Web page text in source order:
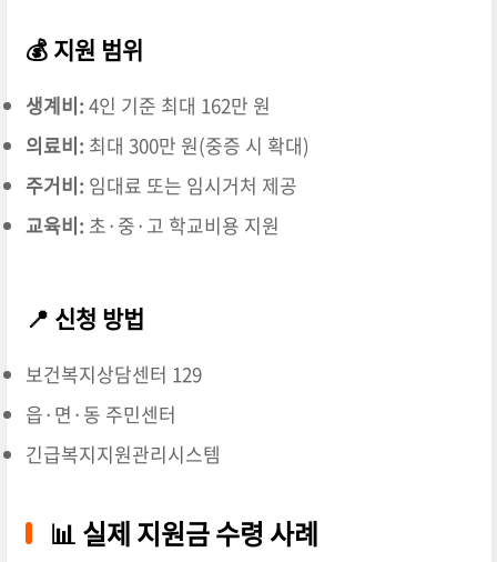
💰 지원 범위
생계비: 4인 기준 최대 162만 원
의료비: 최대 300만 원(중증 시 확대)
주거비: 임대료 또는 임시거처 제공
교육비: 초·중·고 학교비용 지원
📍 신청 방법
보건복지상담센터 129
읍·면·동 주민센터
긴급복지지원관리시스템
📊 실제 지원금 수령 사례